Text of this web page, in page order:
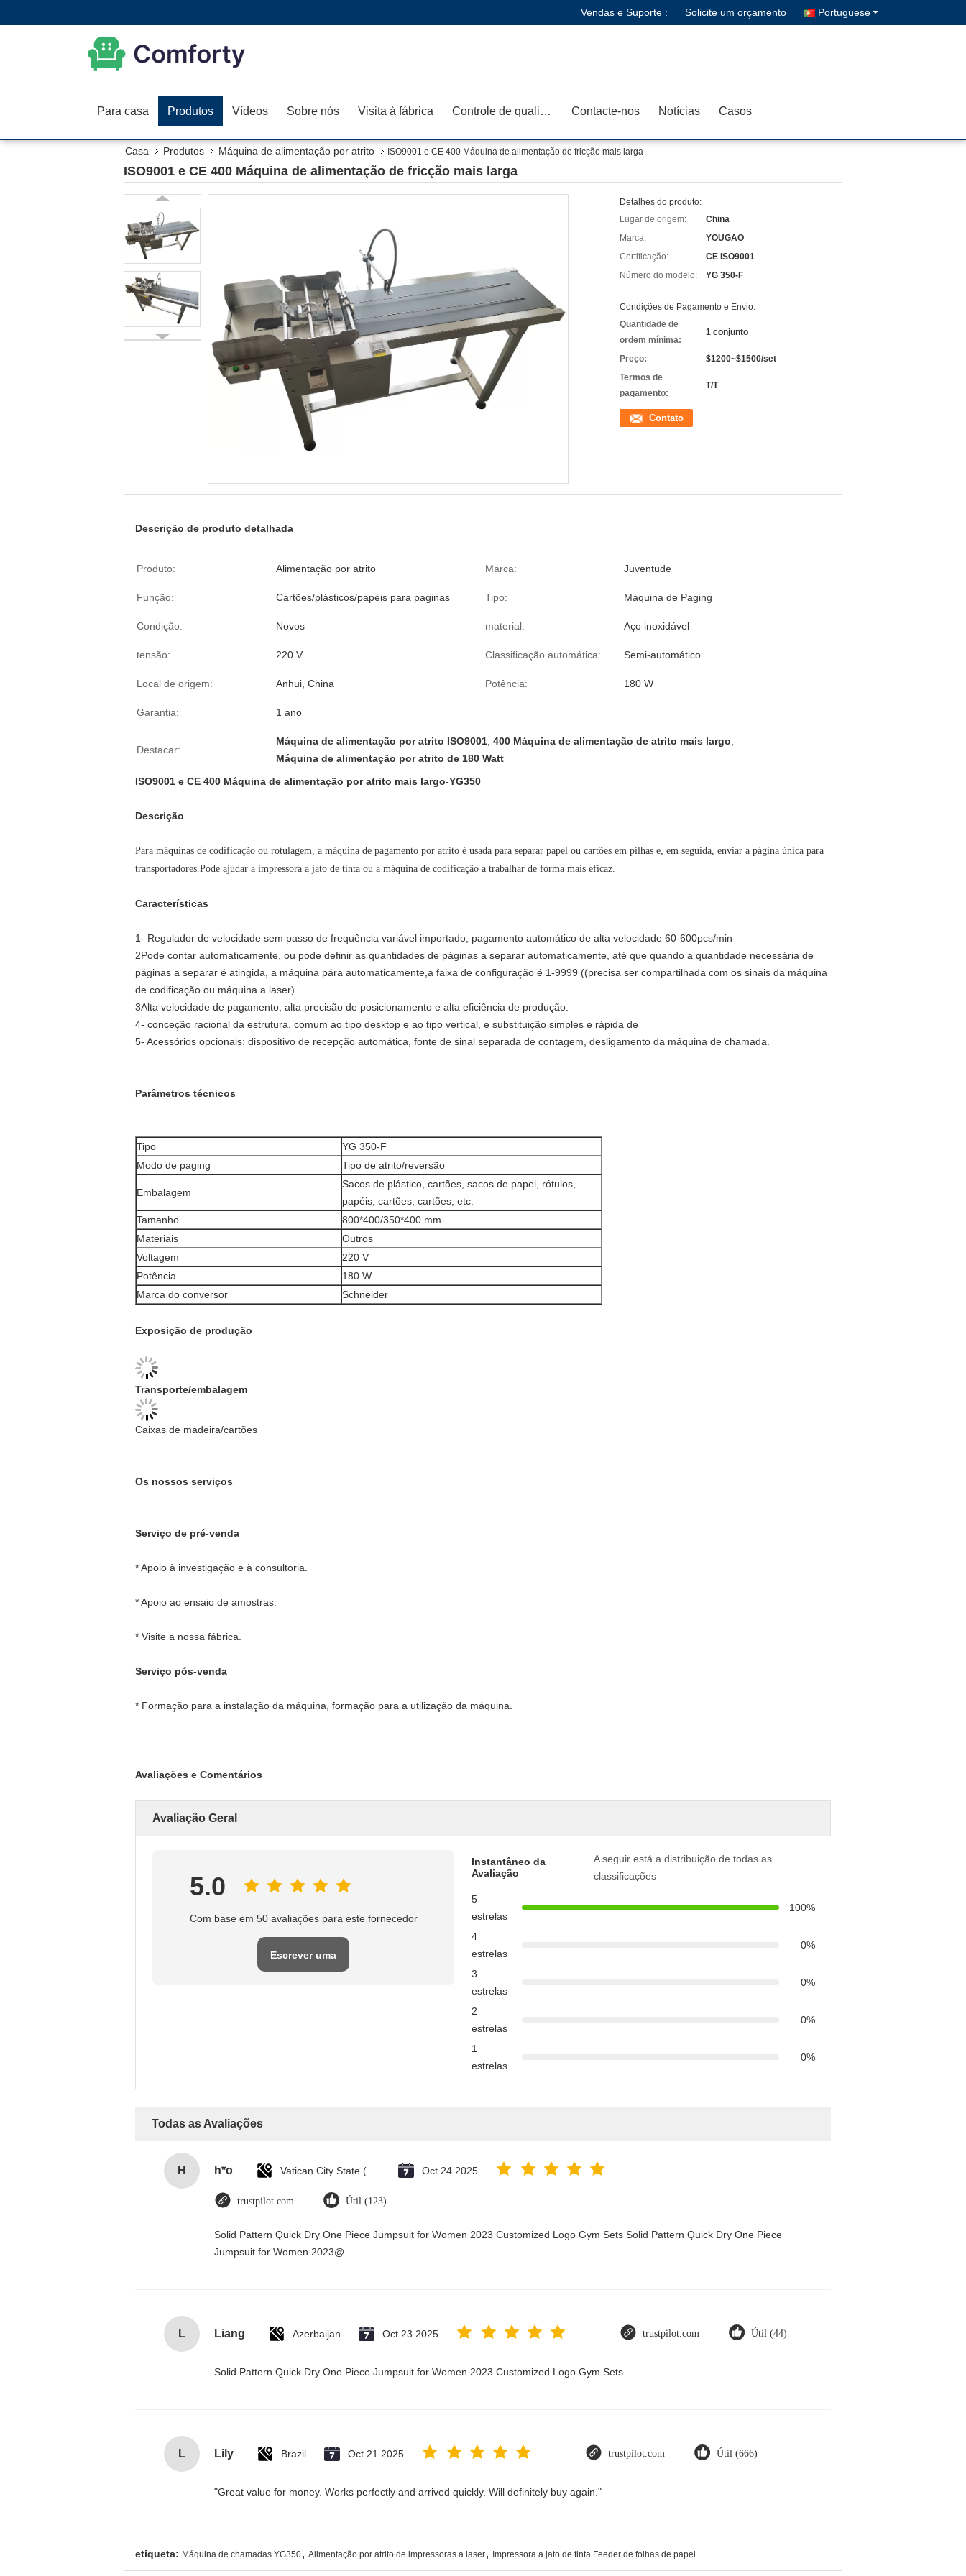
Vendas e Suporte : Solicite um orçamento Portuguese
Para casa Produtos Vídeos Sobre nós Visita à fábrica Controle de qualidade Contacte-nos Notícias Casos
Casa Produtos Máquina de alimentação por atrito ISO9001 e CE 400 Máquina de alimentação de fricção mais larga
ISO9001 e CE 400 Máquina de alimentação de fricção mais larga
Detalhes do produto:
Lugar de origem:
China
Marca:
YOUGAO
Certificação:
CE ISO9001
Número do modelo:
YG 350-F
Condições de Pagamento e Envio:
Quantidade de
ordem mínima:
1 conjunto
Preço:
$1200~$1500/set
Termos de
pagamento:
T/T
Contato
Descrição de produto detalhada
Produto: Alimentação por atrito Marca: Juventude
Função: Cartões/plásticos/papéis para paginas Tipo: Máquina de Paging
Condição: Novos material: Aço inoxidável
tensão: 220 V Classificação automática: Semi-automático
Local de origem: Anhui, China Potência: 180 W
Garantia: 1 ano
Destacar:
Máquina de alimentação por atrito ISO9001 400 Máquina de alimentação de atrito mais largo
Máquina de alimentação por atrito de 180 Watt
ISO9001 e CE 400 Máquina de alimentação por atrito mais largo-YG350
Descrição
Para máquinas de codificação ou rotulagem, a máquina de pagamento por atrito é usada para separar papel ou cartões em pilhas e, em seguida, enviar a página única para
transportadores.Pode ajudar a impressora a jato de tinta ou a máquina de codificação a trabalhar de forma mais eficaz.
Características
1- Regulador de velocidade sem passo de frequência variável importado, pagamento automático de alta velocidade 60-600pcs/min
2Pode contar automaticamente, ou pode definir as quantidades de páginas a separar automaticamente, até que quando a quantidade necessária de
páginas a separar é atingida, a máquina pára automaticamente,a faixa de configuração é 1-9999 ((precisa ser compartilhada com os sinais da máquina
de codificação ou máquina a laser).
3Alta velocidade de pagamento, alta precisão de posicionamento e alta eficiência de produção.
4- conceção racional da estrutura, comum ao tipo desktop e ao tipo vertical, e substituição simples e rápida de
5- Acessórios opcionais: dispositivo de recepção automática, fonte de sinal separada de contagem, desligamento da máquina de chamada.
Parâmetros técnicos
Tipo
YG 350-F
Modo de paging
Tipo de atrito/reversão
Embalagem
Sacos de plástico, cartões, sacos de papel, rótulos,
papéis, cartões, cartões, etc.
Tamanho
800*400/350*400 mm
Materiais
Outros
Voltagem
220 V
Potência
180 W
Marca do conversor
Schneider
Exposição de produção
Transporte/embalagem
Caixas de madeira/cartões
Os nossos serviços
Serviço de pré-venda
* Apoio à investigação e à consultoria.
* Apoio ao ensaio de amostras.
* Visite a nossa fábrica.
Serviço pós-venda
* Formação para a instalação da máquina, formação para a utilização da máquina.
Avaliações e Comentários
Avaliação Geral
5.0
Com base em 50 avaliações para este fornecedor
Escrever uma
Instantâneo da
Avaliação
A seguir está a distribuição de todas as
classificações
5
estrelas
100%
4
estrelas
0%
3
estrelas
0%
2
estrelas
0%
1
estrelas
0%
Todas as Avaliações
H h*o Oct 24.2025
trustpilot.com Útil (123)
Solid Pattern Quick Dry One Piece Jumpsuit for Women 2023 Customized Logo Gym Sets Solid Pattern Quick Dry One Piece
Jumpsuit for Women 2023@
L Liang Azerbaijan Oct 23.2025 trustpilot.com Útil (44)
Solid Pattern Quick Dry One Piece Jumpsuit for Women 2023 Customized Logo Gym Sets
L Lily Brazil Oct 21.2025 trustpilot.com Útil (666)
"Great value for money. Works perfectly and arrived quickly. Will definitely buy again."
etiqueta: Máquina de chamadas YG350, Alimentação por atrito de impressoras a laser, Impressora a jato de tinta Feeder de folhas de papel